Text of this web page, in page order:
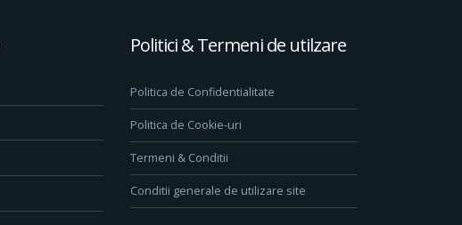
Politici & Termeni de utilzare
Politica de Confidentialitate
Politica de Cookie-uri
Termeni & Conditii
Conditii generale de utilizare site